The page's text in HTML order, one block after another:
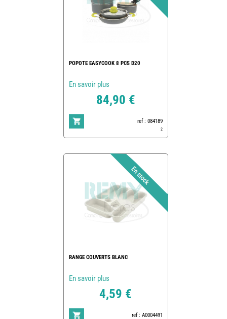
POPOTE EASYCOOK 8 PCS D20
En savoir plus
84,90 €
ref : 084189
2
RANGE COUVERTS BLANC
En savoir plus
4,59 €
ref : A0004491